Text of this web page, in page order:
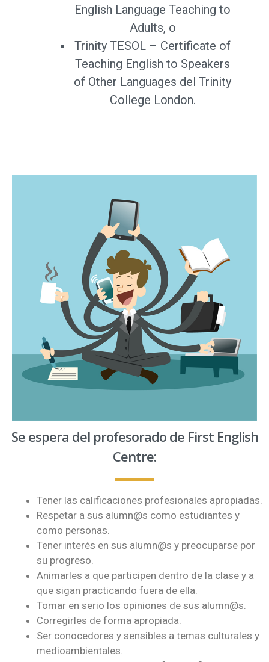
English Language Teaching to
Adults, o
Trinity TESOL – Certificate of
Teaching English to Speakers
of Other Languages del Trinity
College London.
Se espera del profesorado de First English
Centre:
Tener las calificaciones profesionales apropiadas.
Respetar a sus alumn@s como estudiantes y
como personas.
Tener interés en sus alumn@s y preocuparse por
su progreso.
Animarles a que participen dentro de la clase y a
que sigan practicando fuera de ella.
Tomar en serio los opiniones de sus alumn@s.
Corregirles de forma apropiada.
Ser conocedores y sensibles a temas culturales y
medioambientales.